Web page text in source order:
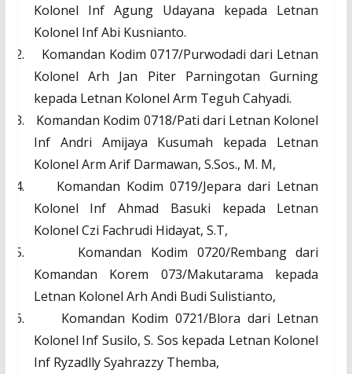
Kolonel Inf Agung Udayana kepada Letnan
Kolonel Inf Abi Kusnianto.
2.
Komandan Kodim 0717/Purwodadi dari Letnan
Kolonel Arh Jan Piter Parningotan Gurning
kepada Letnan Kolonel Arm Teguh Cahyadi.
3.
Komandan Kodim 0718/Pati dari Letnan Kolonel
Inf Andri Amijaya Kusumah kepada Letnan
Kolonel Arm Arif Darmawan, S.Sos., M. M,
4.
Komandan Kodim 0719/Jepara dari Letnan
Kolonel Inf Ahmad Basuki kepada Letnan
Kolonel Czi Fachrudi Hidayat, S.T,
5.
Komandan Kodim 0720/Rembang dari
Komandan Korem 073/Makutarama kepada
Letnan Kolonel Arh Andi Budi Sulistianto,
6.
Komandan Kodim 0721/Blora dari Letnan
Kolonel Inf Susilo, S. Sos kepada Letnan Kolonel
Inf Ryzadlly Syahrazzy Themba,